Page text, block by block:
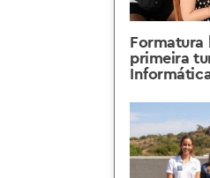
Formatura
primeira